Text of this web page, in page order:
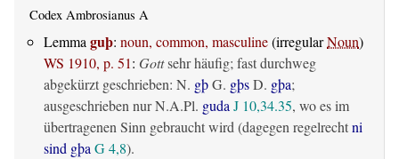
Codex Ambrosianus A
Lemmaguþ: noun, common, masculine(irregularNoun)
WS 1910, p. 51: Gottsehr häufig; fast durchweg
abgekürzt geschrieben: N. gþG. gþsD. gþa;
ausgeschrieben nur N.A.Pl. gudaJ 10,34.35, wo es im
übertragenen Sinn gebraucht wird (dagegen regelrechtni
sind gþaG 4,8).